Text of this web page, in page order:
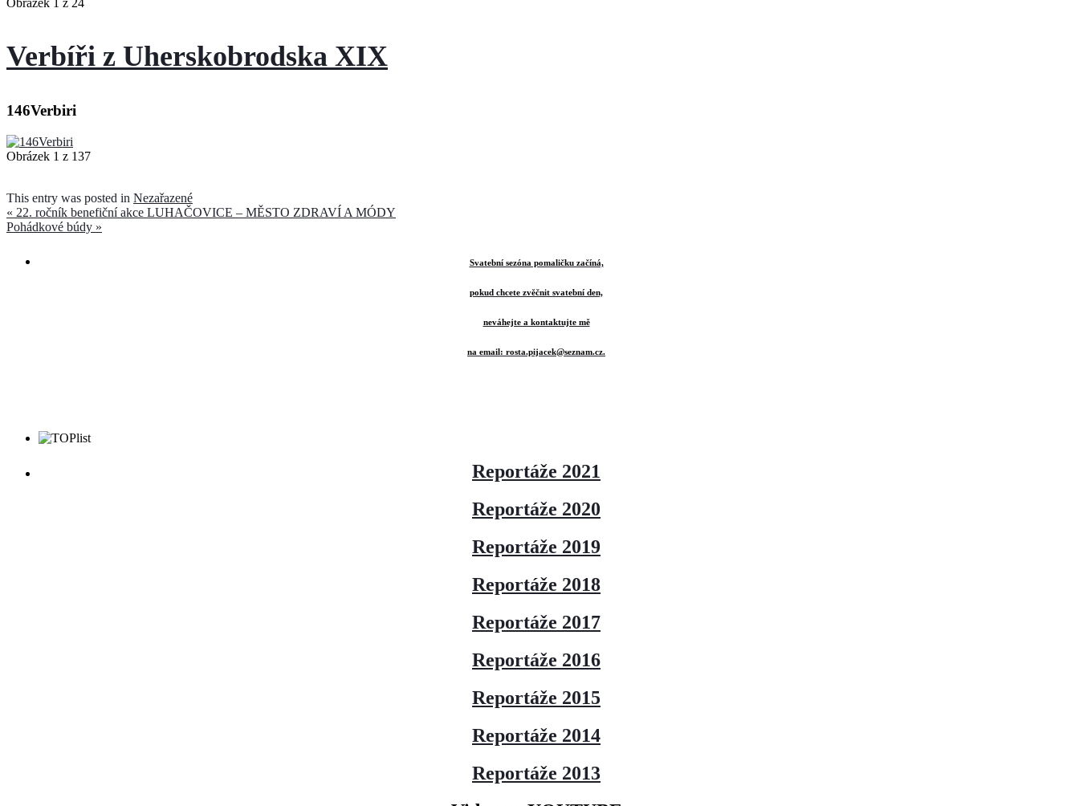
Obrázek 1 z 24
Verbíři z Uherskobrodska XIX
146Verbiri
Obrázek 1 z 137
This entry was posted in Nezařazené
« 22. ročník benefiční akce LUHAČOVICE – MĚSTO ZDRAVÍ A MÓDY
Pohádkové búdy »
Svatební sezóna pomaličku začíná,
pokud chcete zvěčnit svatební den,
neváhejte a kontaktujte mě
na email: rosta.pijacek@seznam.cz.
Reportáže 2021
Reportáže 2020
Reportáže 2019
Reportáže 2018
Reportáže 2017
Reportáže 2016
Reportáže 2015
Reportáže 2014
Reportáže 2013